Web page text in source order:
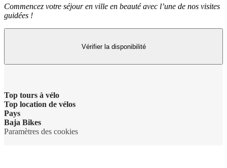
Commencez votre séjour en ville en beauté avec l’une de nos visites
guidées !
Vérifier la disponibilité
Top tours à vélo
Top location de vélos
Pays
Baja Bikes
Paramètres des cookies